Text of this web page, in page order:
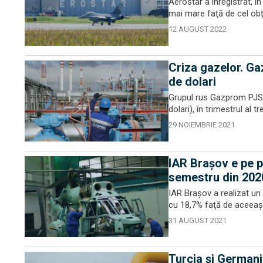
mai mare faţă de cel
12 AUGUST 2022
Criza gazelor.
de dolari
Grupul rus Gazprom
dolari), în trimestrul al
29 NOIEMBRIE 2021
IAR Brașov e pe
semestru din
IAR Braşov a realizat
cu 18,7% faţă de
31 AUGUST 2021
Turcia și